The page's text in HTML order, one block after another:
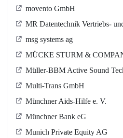
movento GmbH
MR Datentechnik Vertriebs-
msg systems ag
MÜCKE STURM &
Müller-BBM Active Sound
Multi-Trans GmbH
Münchner Aids-Hilfe e. V.
Münchner Bank eG
Munich Private Equity AG